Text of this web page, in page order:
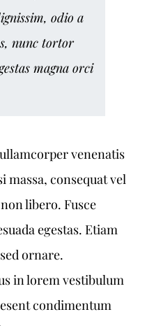
odio a
nunc tortor
magna orci
venenatis
massa, consequat vel
libero. Fusce
egestas. Etiam
ornare.
in lorem vestibulum
condimentum